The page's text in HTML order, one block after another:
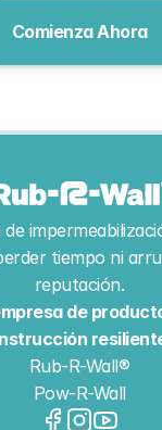
Comienza Ahora
tiempo ni
reputación.
de
Rub-R-Wall®
Pow-R-Wall